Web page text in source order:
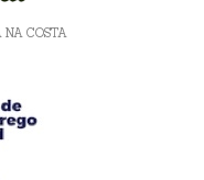
NA COSTA